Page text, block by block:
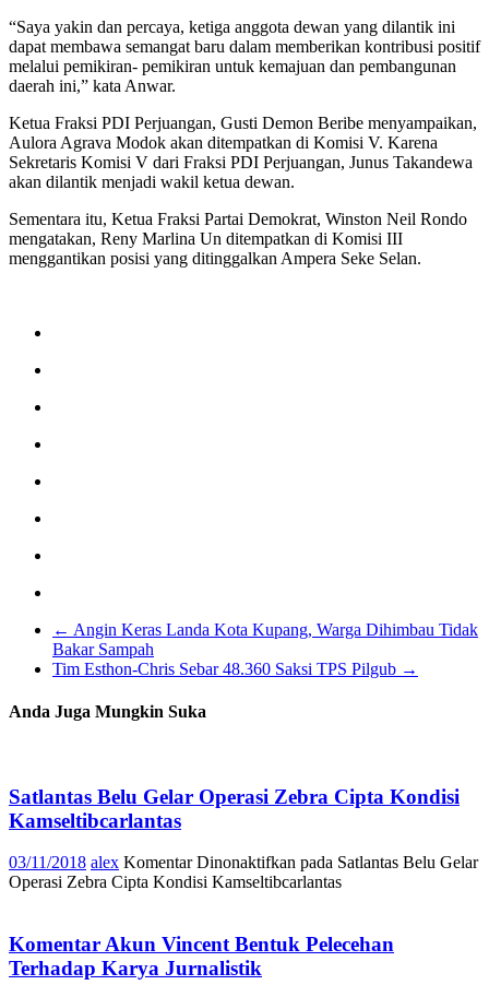
“Saya yakin dan percaya, ketiga anggota dewan yang dilantik ini
dapat membawa semangat baru dalam memberikan kontribusi positif
melalui pemikiran- pemikiran untuk kemajuan dan pembangunan
daerah ini,” kata Anwar.
Ketua Fraksi PDI Perjuangan, Gusti Demon Beribe menyampaikan,
Aulora Agrava Modok akan ditempatkan di Komisi V. Karena
Sekretaris Komisi V dari Fraksi PDI Perjuangan, Junus Takandewa
akan dilantik menjadi wakil ketua dewan.
Sementara itu, Ketua Fraksi Partai Demokrat, Winston Neil Rondo
mengatakan, Reny Marlina Un ditempatkan di Komisi III
menggantikan posisi yang ditinggalkan Ampera Seke Selan.
← Angin Keras Landa Kota Kupang, Warga Dihimbau Tidak
Bakar Sampah
Tim Esthon-Chris Sebar 48.360 Saksi TPS Pilgub →
Anda Juga Mungkin Suka
Satlantas Belu Gelar Operasi Zebra Cipta Kondisi
Kamseltibcarlantas
03/11/2018 alex Komentar Dinonaktifkan pada Satlantas Belu Gelar
Operasi Zebra Cipta Kondisi Kamseltibcarlantas
Komentar Akun Vincent Bentuk Pelecehan
Terhadap Karya Jurnalistik